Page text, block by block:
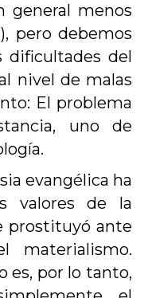
general menos
pero debemos
dificultades del
nivel de malas
El problema
uno de
evangélica ha
valores de la
prostituyó ante
materialismo.
es, por lo tanto,